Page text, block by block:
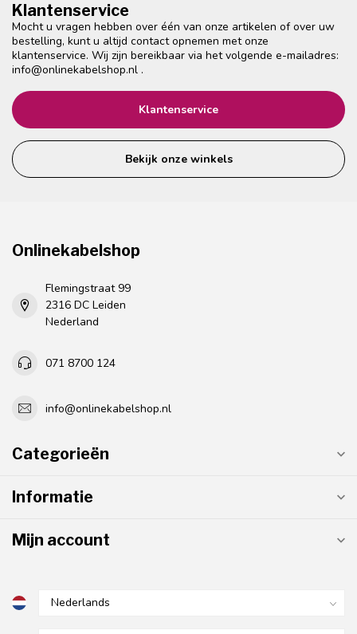
Klantenservice
Mocht u vragen hebben over één van onze artikelen of over uw
bestelling, kunt u altijd contact opnemen met onze
klantenservice. Wij zijn bereikbaar via het volgende e-mailadres:
info@onlinekabelshop.nl .
Klantenservice
Bekijk onze winkels
Onlinekabelshop
Flemingstraat 99
2316 DC Leiden
Nederland
071 8700 124
info@onlinekabelshop.nl
Categorieën
Informatie
Mijn account